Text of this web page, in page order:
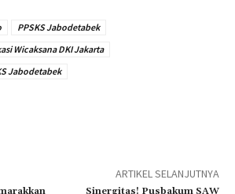
PPSKS Jabodetabek
Wicaksana DKI Jakarta
Jabodetabek
ARTIKEL SELANJUTNYA
Sinergitas! Pusbakum SAW